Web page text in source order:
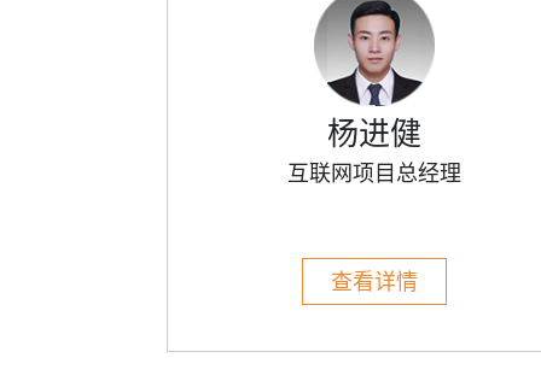
杨进健
互联网项目总经理
查看详情